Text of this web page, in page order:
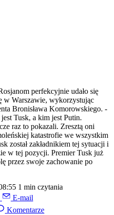
perfekcyjnie udało się
w Warszawie, wykorzystując
Bronisława Komorowskiego. -
Tusk, a kim jest Putin.
raz to pokazali. Zresztą oni
katastrofie we wszystkim
został zakładnikiem tej sytuacji i
w tej pozycji. Premier Tusk już
przez swoje zachowanie po
1 min czytania
E-mail
Komentarze